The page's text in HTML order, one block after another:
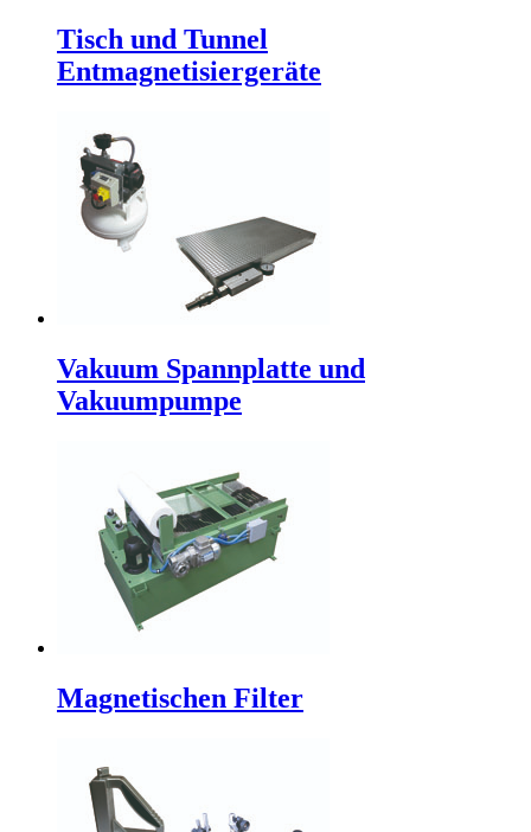
Tisch und Tunnel
Entmagnetisiergeräte
Vakuum Spannplatte und
Vakuumpumpe
Magnetischen Filter